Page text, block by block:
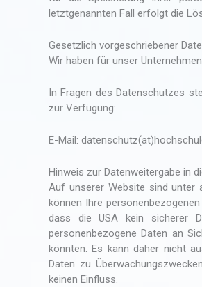
letztgenannten Fall erfolgt die
Gesetzlich vorgeschriebener
Wir haben für unser
In Fragen des Datenschutzes
zur Verfügung:
E-Mail:
Hinweis zur Datenweitergabe in
Auf unserer Website sind unter
können Ihre
dass die USA kein sicherer
personenbezogene Daten an
könnten. Es kann daher nicht
Daten zu
keinen Einfluss.